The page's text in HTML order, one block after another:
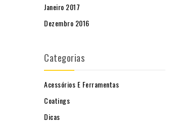
Janeiro 2017
Dezembro 2016
Categorias
Acessórios E Ferramentas
Coatings
Dicas